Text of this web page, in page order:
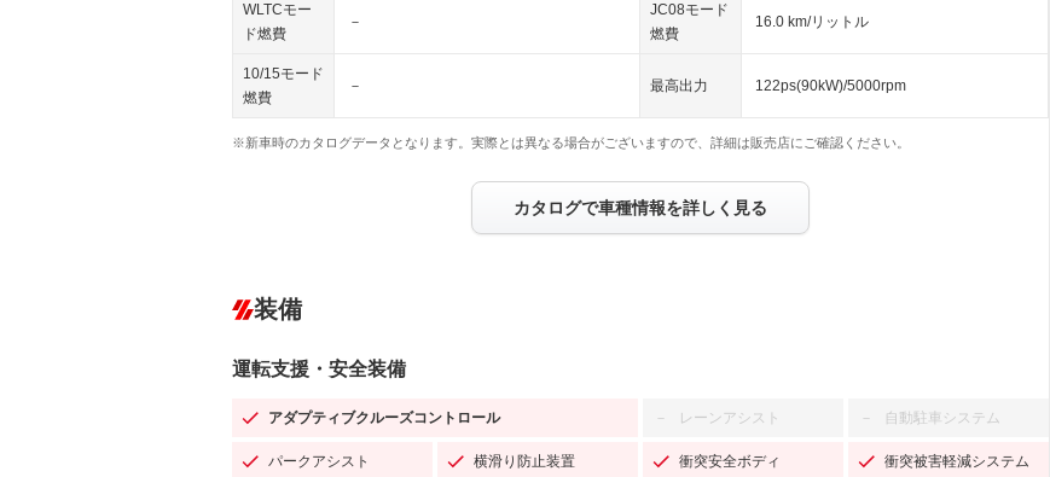
WLTCモー
ド燃費
－
JC08モード
燃費
16.0 km/リットル
10/15モード
燃費
－ 最高出力 122ps(90kW)/5000rpm
※新車時のカタログデータとなります。実際とは異なる場合がございますので、詳細は販売店にご確認ください。
カタログで車種情報を詳しく見る
装備
運転支援・安全装備
アダプティブクルーズコントロール － レーンアシスト － 自動駐車システム
パークアシスト 横滑り防止装置 衝突安全ボディ 衝突被害軽減システム